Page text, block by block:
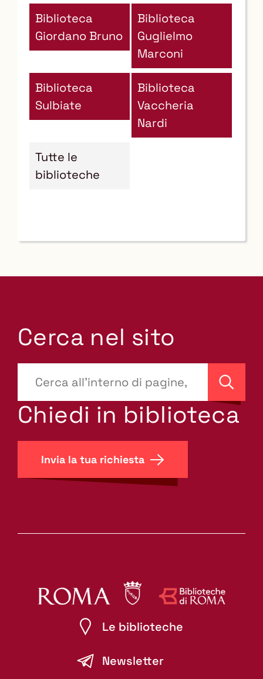
Biblioteca
Giordano Bruno
Biblioteca
Guglielmo
Marconi
Biblioteca
Sulbiate
Biblioteca
Vaccheria
Nardi
Tutte le
biblioteche
Cerca nel sito
site-
search.label???
Cerca
Chiedi in biblioteca
Invia la tua richiesta
Le biblioteche
Newsletter